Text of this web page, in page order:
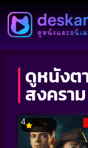
ดูหนังต
สงคราม
4